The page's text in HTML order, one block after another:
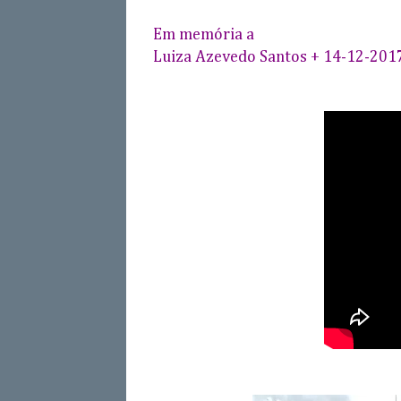
Em memória a
Luiza Azevedo Santos + 14-12-